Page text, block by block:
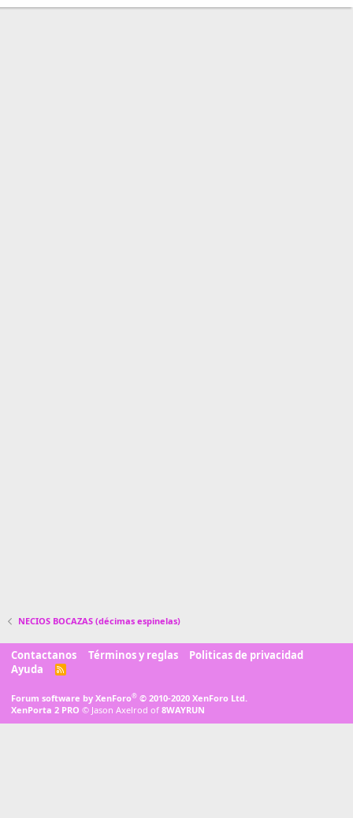
NECIOS BOCAZAS (décimas espinelas)
Contactanos Términos y reglas
Politicas de privacidad
Ayuda
R
Forum software by XenForo® © 2010-2020 XenForo Ltd.
XenPorta 2 PRO © Jason Axelrod of 8WAYRUN